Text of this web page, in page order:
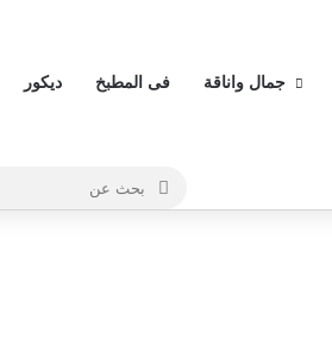
جمال واناقة فى المطبخ ديكور
بحث